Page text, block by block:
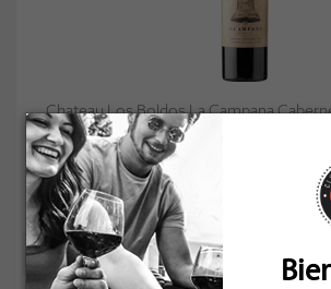
Chateau Los Boldos La Campana